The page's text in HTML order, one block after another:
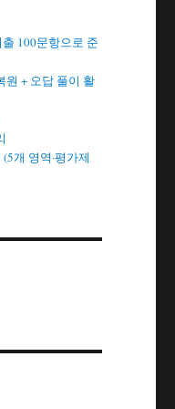
100문항으로 준
원 + 오답 풀이 활
개 영역·평가제